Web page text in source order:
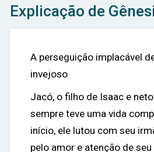
Explicação de
A perseguição implacável
invejoso
Jacó, o filho de Isaac e
sempre teve uma vida
início, ele lutou com seu
pelo amor e atenção de